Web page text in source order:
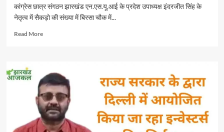
नरगिस
बानो
कांग्रेस छात्र संगठन झारखंड एन.एस.यू.आई के प्रदेश उपाध्यक्ष इंदरजीत सिंह के
नेतृत्व में सैकड़ो की संख्या में बिरसा चौक में...
Read MoreRead
झारखंड
कांग्रेस
के
नवनियुक्त
अध्यक्ष
एवं